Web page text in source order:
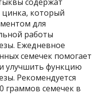
который
для
работы
Ежедневное
семечек помогает
улучшить функцию
Рекомендуется
граммов семечек в